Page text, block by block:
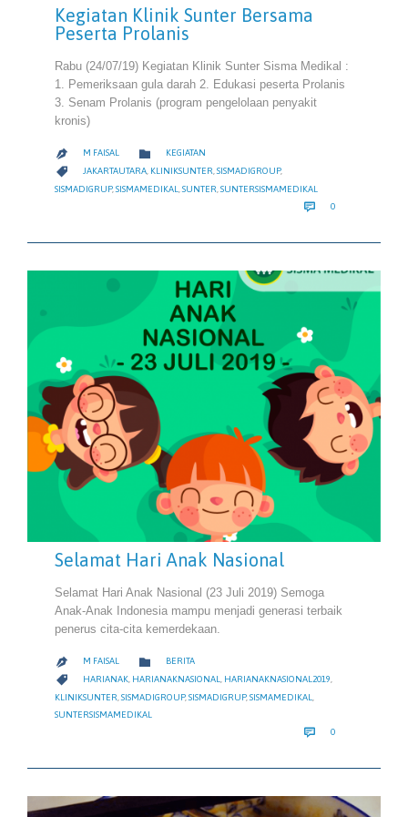
Kegiatan Klinik Sunter Bersama
Peserta Prolanis
Rabu (24/07/19) Kegiatan Klinik Sunter Sisma Medikal :
1. Pemeriksaan gula darah 2. Edukasi peserta Prolanis
3. Senam Prolanis (program pengelolaan penyakit
kronis)
 M FAISAL  CATEGORY
KEGIATAN
 CATEGORY
JAKARTAUTARA, KLINIKSUNTER,SISMADIGROUP,
SISMADIGRUP, SISMAMEDIKAL SUNTER SUNTERSISMAMEDIKAL
 0
Selamat Hari Anak Nasional
Selamat Hari Anak Nasional (23 Juli 2019) Semoga
Anak-Anak Indonesia mampu menjadi generasi terbaik
penerus cita-cita kemerdekaan.
 M FAISAL  CATEGORY
BERITA
 CATEGORY
HARIANAK, HARIANAKNASIONAL, HARIANAKNASIONAL2019,
KLINIKSUNTER SISMADIGROUP, SISMADIGRUP, SISMAMEDIKAL
SUNTERSISMAMEDIKAL
 0